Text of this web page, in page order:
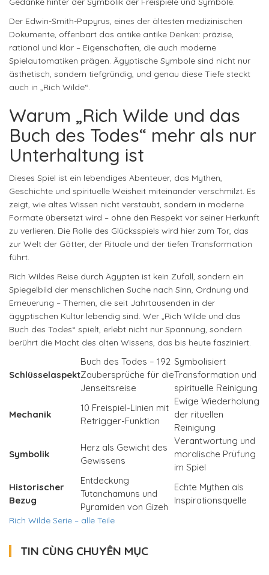
Der Edwin-Smith-Papyrus, eines der ältesten medizinischen
Dokumente, offenbart das antike antike Denken: präzise,
rational und klar – Eigenschaften, die auch moderne
Spielautomatiken prägen. Ägyptische Symbole sind nicht nur
ästhetisch, sondern tiefgründig, und genau diese Tiefe steckt
auch in „Rich Wilde“.
Warum „Rich Wilde und das
Buch des Todes“ mehr als nur
Unterhaltung ist
Dieses Spiel ist ein lebendiges Abenteuer, das Mythen,
Geschichte und spirituelle Weisheit miteinander verschmilzt. Es
zeigt, wie altes Wissen nicht verstaubt, sondern in moderne
Formate übersetzt wird – ohne den Respekt vor seiner Herkunft
zu verlieren. Die Rolle des Glücksspiels wird hier zum Tor, das
zur Welt der Götter, der Rituale und der tiefen Transformation
führt.
Rich Wildes Reise durch Ägypten ist kein Zufall, sondern ein
Spiegelbild der menschlichen Suche nach Sinn, Ordnung und
Erneuerung – Themen, die seit Jahrtausenden in der
ägyptischen Kultur lebendig sind. Wer „Rich Wilde und das
Buch des Todes“ spielt, erlebt nicht nur Spannung, sondern
berührt die Macht des alten Wissens, das bis heute fasziniert.
Schlüsselaspekt
Buch des Todes – 192
Zaubersprüche für die
Jenseitsreise
Symbolisiert
Transformation und
spirituelle Reinigung
Mechanik
10 Freispiel-Linien mit
Retrigger-Funktion
Ewige Wiederholung
der rituellen
Reinigung
Symbolik
Herz als Gewicht des
Gewissens
Verantwortung und
moralische Prüfung
im Spiel
Historischer
Bezug
Entdeckung
Tutanchamuns und
Pyramiden von Gizeh
Echte Mythen als
Inspirationsquelle
Rich Wilde Serie – alle Teile
TIN CÙNG CHUYÊN MỤC